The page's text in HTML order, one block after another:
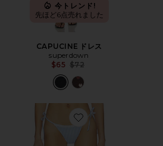
今トレンド!
先ほど6点売れました
CAPUCINE ドレス
superdown
$65 Previous price:
$72
Favorite GEORGIA ボトム